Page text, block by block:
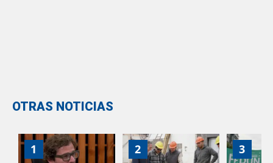
OTRAS NOTICIAS
1 2 3